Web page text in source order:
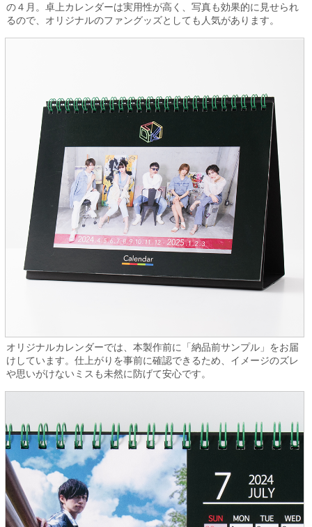
の４月。卓上カレンダーは実用性が高く、写真も効果的に見せられ
るので、オリジナルのファングッズとしても人気があります。
オリジナルカレンダーでは、本製作前に「納品前サンプル」をお届
けしています。仕上がりを事前に確認できるため、イメージのズレ
や思いがけないミスも未然に防げて安心です。